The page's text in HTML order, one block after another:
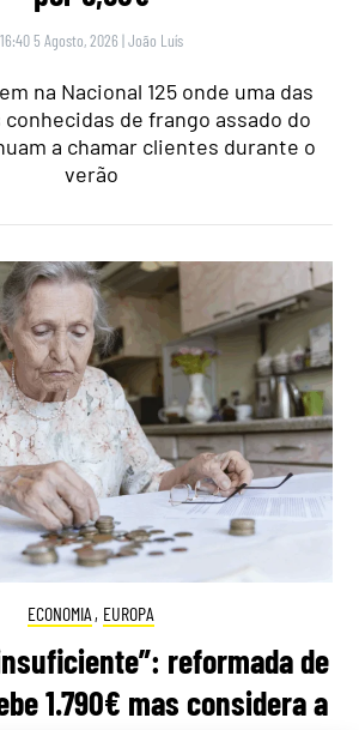
16:40 5 Agosto, 2026 |João Luís
na Nacional 125 onde uma das
de frango assado do
a chamar clientes durante o
verão
ECONOMIA , EUROPA
reformada de
1.790€ mas considera a